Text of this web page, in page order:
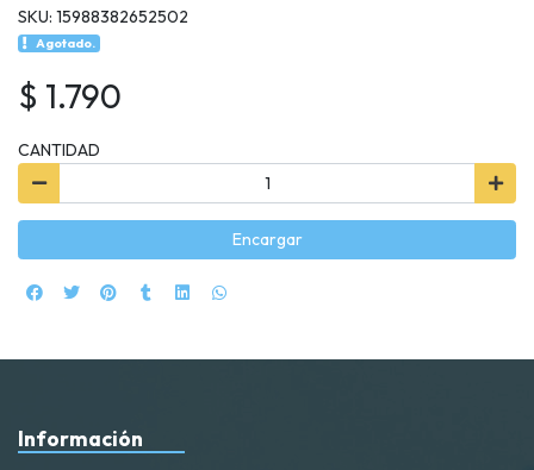
SKU: 15988382652502
Agotado.
$ 1.790
CANTIDAD
Encargar
Información